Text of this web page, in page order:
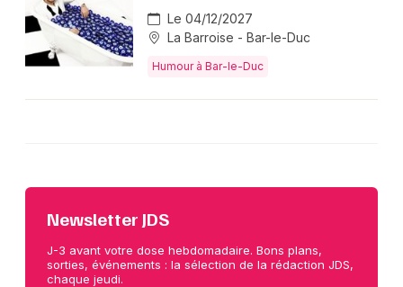
Le 04/12/2027
La Barroise - Bar-le-Duc
Humour à Bar-le-Duc
Newsletter JDS
J-3 avant votre dose hebdomadaire. Bons plans,
sorties, événements : la sélection de la rédaction JDS,
chaque jeudi.